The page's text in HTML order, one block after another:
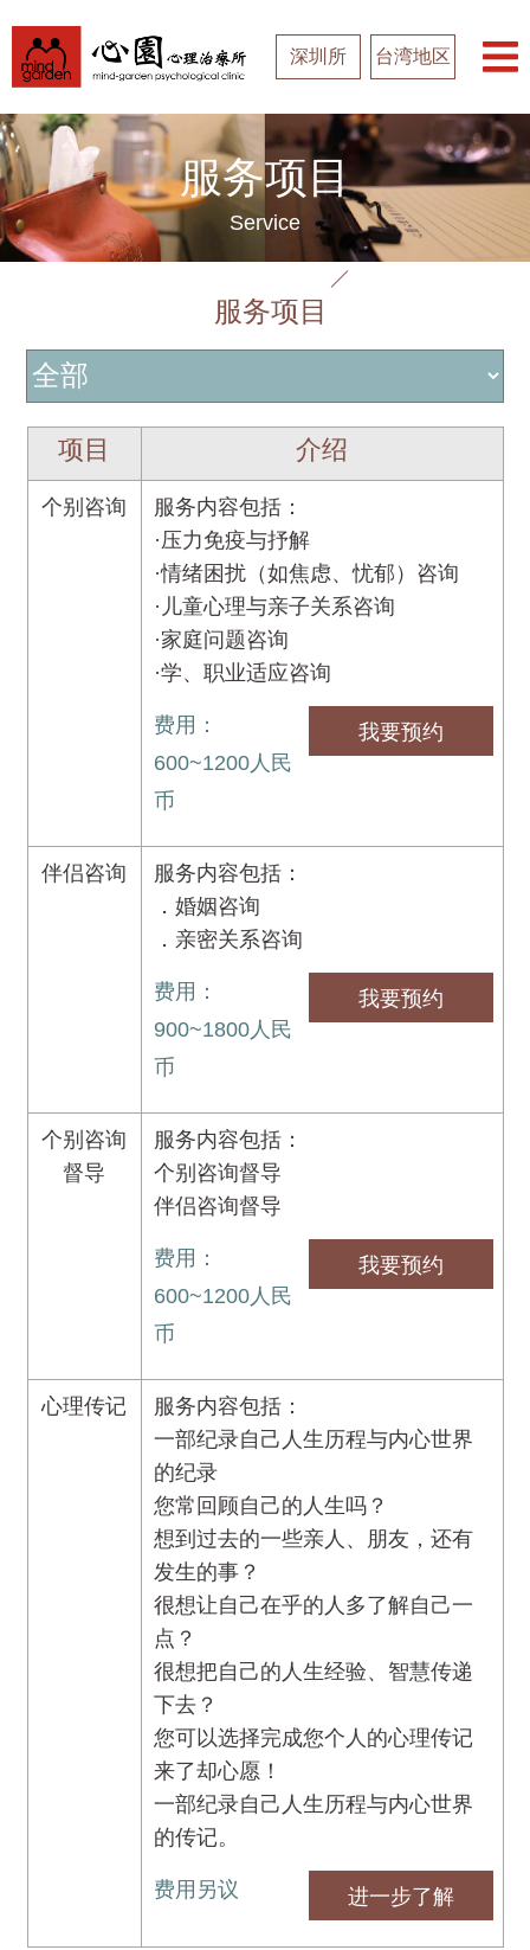
深圳所 台湾地区
服务项目
Service
服务项目
项目 介绍
个别咨询
服务内容包括：
·压力免疫与抒解
·情绪困扰（如焦虑、忧郁）咨询
·儿童心理与亲子关系咨询
·家庭问题咨询
·学、职业适应咨询
费用：
600~1200人民
币
我要预约
伴侣咨询
服务内容包括：
．婚姻咨询
．亲密关系咨询
费用：
900~1800人民
币
我要预约
个别咨询
督导
服务内容包括：
个别咨询督导
伴侣咨询督导
费用：
600~1200人民
币
我要预约
心理传记
服务内容包括：
一部纪录自己人生历程与内心世界
的纪录
您常回顾自己的人生吗？
想到过去的一些亲人、朋友，还有
发生的事？
很想让自己在乎的人多了解自己一
点？
很想把自己的人生经验、智慧传递
下去？
您可以选择完成您个人的心理传记
来了却心愿！
一部纪录自己人生历程与内心世界
的传记。
费用另议 进一步了解